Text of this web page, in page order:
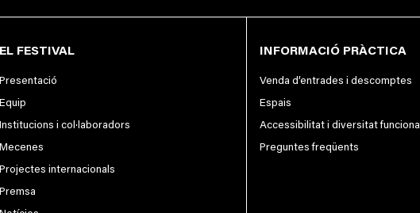
EL FESTIVAL
Presentació
Equip
Institucions i col·laboradors
Mecenes
Projectes internacionals
Premsa
INFORMACIÓ PRÀCTICA
Venda d’entrades i descomptes
Espais
Accessibilitat i diversitat funcional
Preguntes freqüents